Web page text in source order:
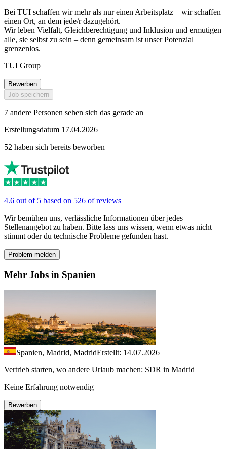
Bei TUI schaffen wir mehr als nur einen Arbeitsplatz – wir schaffen
einen Ort, an dem jede/r dazugehört.
Wir leben Vielfalt, Gleichberechtigung und Inklusion und ermutigen
alle, sie selbst zu sein – denn gemeinsam ist unser Potenzial
grenzenlos.
TUI Group
Bewerben
Job speichern
7 andere Personen sehen sich das gerade an
Erstellungsdatum 17.04.2026
52 haben sich bereits beworben
4.6 out of 5 based on 526 of reviews
Wir bemühen uns, verlässliche Informationen über jedes
Stellenangebot zu haben. Bitte lass uns wissen, wenn etwas nicht
stimmt oder du technische Probleme gefunden hast.
Problem melden
Mehr Jobs in Spanien
Spanien, Madrid, MadridErstellt: 14.07.2026
Vertrieb starten, wo andere Urlaub machen: SDR in Madrid
Keine Erfahrung notwendig
Bewerben